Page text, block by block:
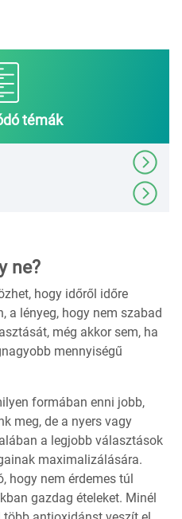
témák
ne?
hogy időről időre
a lényeg, hogy nem szabad
még akkor sem, ha
mennyiségű
formában enni jobb,
meg, de a nyers vagy
a legjobb választások
maximalizálására.
hogy nem érdemes túl
gazdag ételeket. Minél